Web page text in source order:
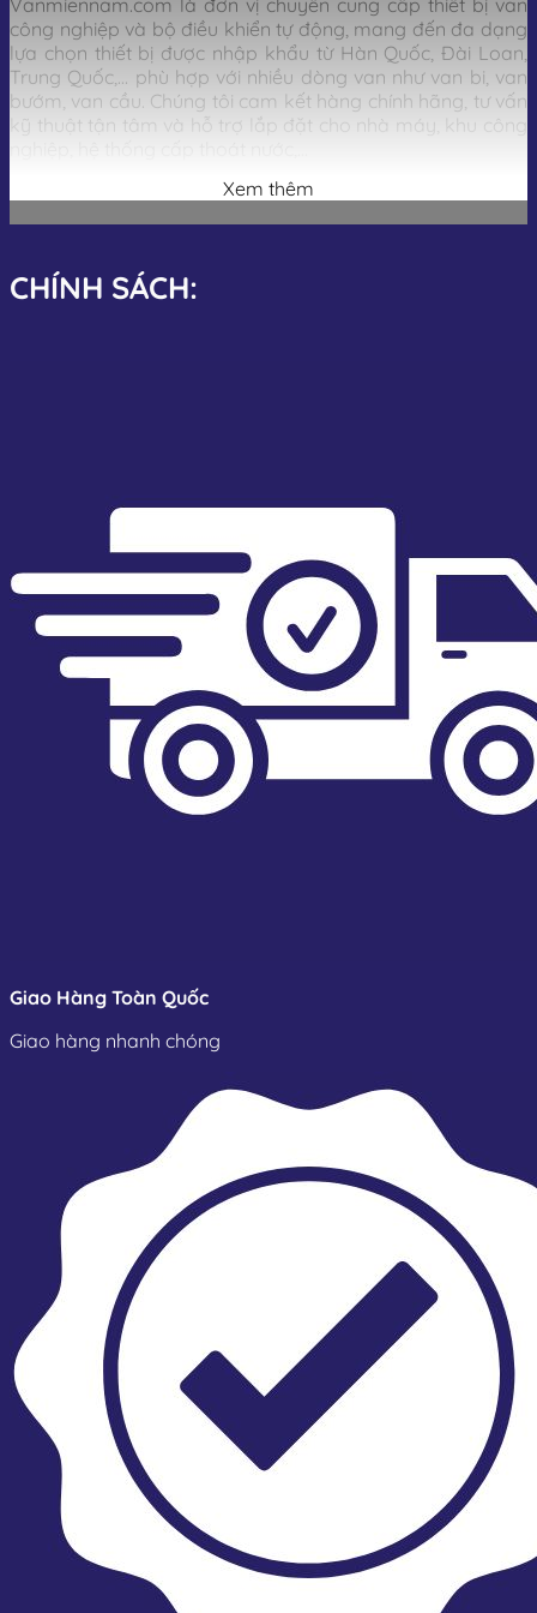
Vanmiennam.com là đơn vị chuyên cung cấp thiết bị van
công nghiệp và bộ điều khiển tự động, mang đến đa dạng
lựa chọn thiết bị được nhập khẩu từ Hàn Quốc, Đài Loan,
Trung Quốc,… phù hợp với nhiều dòng van như van bi, van
bướm, van cầu. Chúng tôi cam kết hàng chính hãng, tư vấn
kỹ thuật tận tâm và hỗ trợ lắp đặt cho nhà máy, khu công
Vậy bộ điều khiển điện là gì? Có những dòng nào phổ
xa thông qua tín hiệu điện hoặc hệ thống điều khiển trung
Về bản chất, bộ điều khiển bằng điện hoạt động như một
“bộ não cơ điện”, giúp chuyển đổi tín hiệu điều khiển thành
chuyển động quay (0–90° hoặc 0–180°) hoặc tuyến tính, từ
đó tác động lên trục van để mở, đóng hoặc giữ ở vị trí
trung gian. Tùy vào nhu cầu sử dụng, bộ truyền động điện
có thể hoạt động ở chế độ ON/OFF (đóng mở hoàn toàn)
hoặc tuyến tính (modulating) để điều chỉnh lưu lượng theo
tín hiệu analog 4–20mA hoặc 0–10V.
Trong thời đại công nghiệp 4.0, bộ điều khiển điện không
còn là tùy chọn mà là yếu tố bắt buộc nếu bạn muốn nâng
Xem thêm
CHÍNH SÁCH:
Giao Hàng Toàn Quốc
Giao hàng nhanh chóng